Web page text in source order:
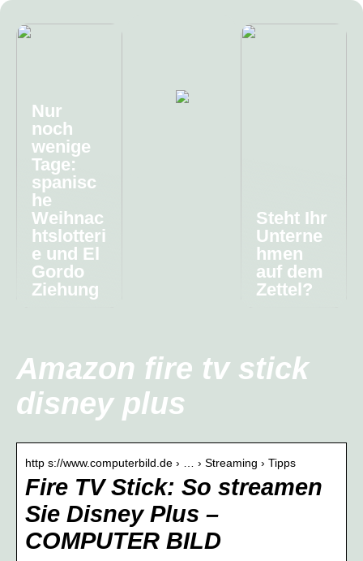
Nur
noch
wenige
Tage:
spanisc
he
Weihnac
htslotteri
e und El
Gordo
Ziehung
Steht Ihr
Unterne
hmen
auf dem
Zettel?
Amazon fire tv stick
disney plus
http s://www.computerbild.de › … › Streaming › Tipps
Fire TV Stick: So streamen
Sie Disney Plus –
COMPUTER BILD